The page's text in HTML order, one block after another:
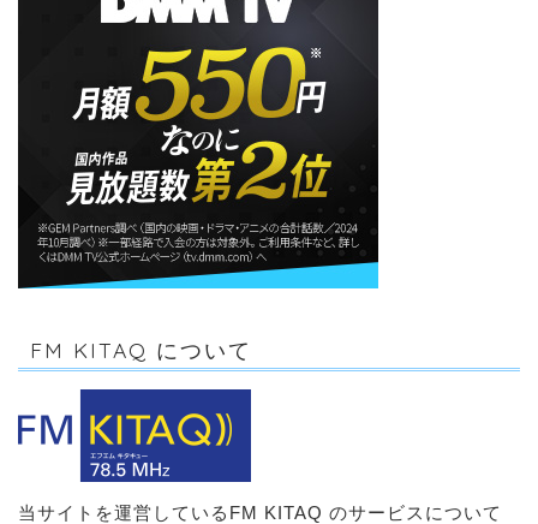
FM KITAQ について
当サイトを運営しているFM KITAQ のサービスについて